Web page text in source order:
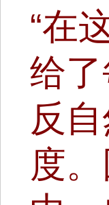
“在
给
反
度